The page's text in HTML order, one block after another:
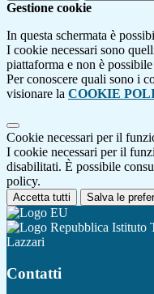
Gestione cookie
In questa schermata è
I cookie necessari sono
piattaforma e non è
Per conoscere quali sono i
visionare la COOKIE
Cookie necessari per il
I cookie necessari per il
disabilitati. È possibile
policy.
Accetta tutti Salva le
Istituto
Lazzari
Contatti